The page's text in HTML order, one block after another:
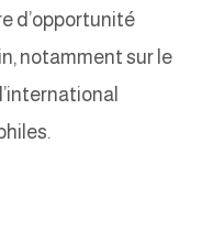
d’opportunité
notamment sur le